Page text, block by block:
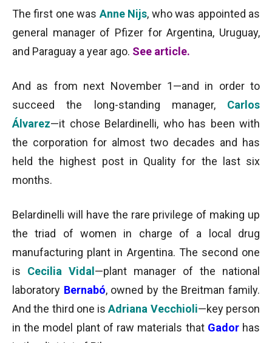
The first one was Anne Nijs, who was appointed as
general manager of Pfizer for Argentina, Uruguay,
and Paraguay a year ago. See article.
And as from next November 1—and in order to
succeed the long-standing manager, Carlos
Álvarez—it chose Belardinelli, who has been with
the corporation for almost two decades and has
held the highest post in Quality for the last six
months.
Belardinelli will have the rare privilege of making up
the triad of women in charge of a local drug
manufacturing plant in Argentina. The second one
is Cecilia Vidal —plant manager of the national
laboratory Bernabó, owned by the Breitman family.
And the third one isAdriana Vecchioli—key person
in the model plant of raw materials that Gador has